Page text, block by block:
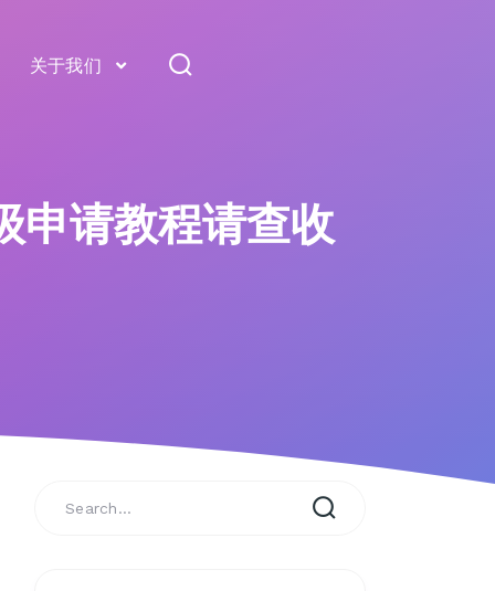
关于我们
请教程请查收